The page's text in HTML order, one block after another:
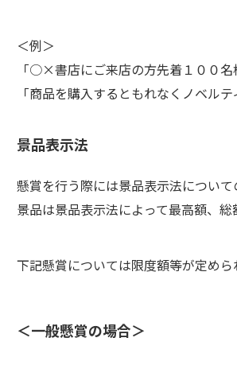
＜例＞
「○×書店にご来店の方先着１００名
「商品を購入するともれなくノベル
景品表示法
懸賞を行う際には景品表示法について
景品は景品表示法によって最高額、
下記懸賞については限度額等が定めら
＜一般懸賞の場合＞